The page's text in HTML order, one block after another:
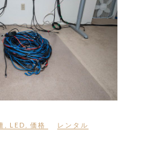
LED 価格 レンタル